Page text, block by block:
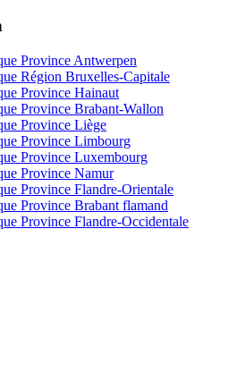
Province Antwerpen
Région Bruxelles-Capitale
Province Hainaut
Province Brabant-Wallon
Province Liège
Province Limbourg
Province Luxembourg
Province Namur
Province Flandre-Orientale
Province Brabant flamand
Province Flandre-Occidentale